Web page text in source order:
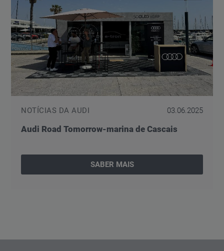
NOTÍCIAS DA AUDI 03.06.2025
Audi Road Tomorrow-marina de Cascais
SABER MAIS